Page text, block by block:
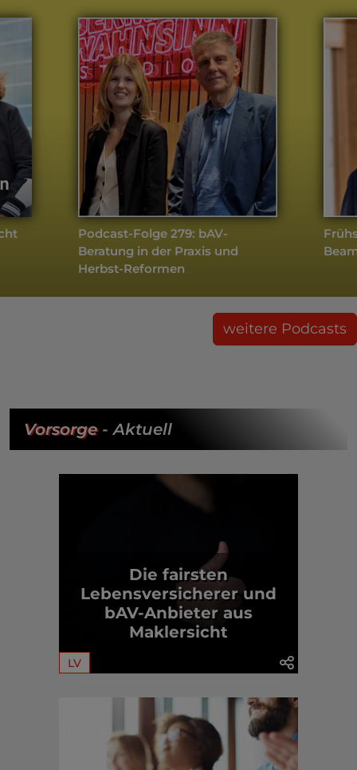
Podcast-Folge 279: bAV-
Beratung in der Praxis und
Herbst-Reformen
weitere Podcasts
Vorsorge- Aktuell
Die fairsten
Lebensversicherer und
bAV-Anbieter aus
Maklersicht
LV